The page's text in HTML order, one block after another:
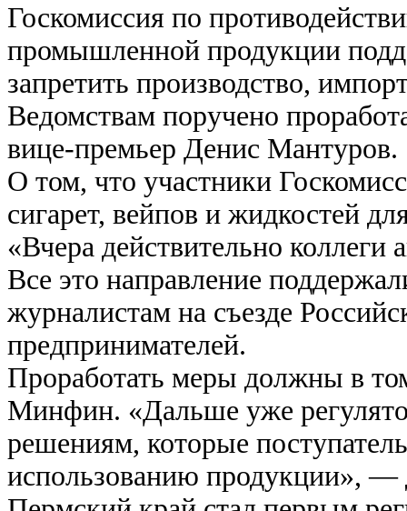
Госкомиссия по
промышленной продукции
запретить производство,
Ведомствам поручено
вице-премьер Денис Мантуров.
О том, что участники
сигарет, вейпов и жидкостей
«Вчера действительно коллеги
Все это направление
журналистам на съезде
предпринимателей.
Проработать меры должны в
Минфин. «Дальше уже
решениям, которые
использованию продукции»,